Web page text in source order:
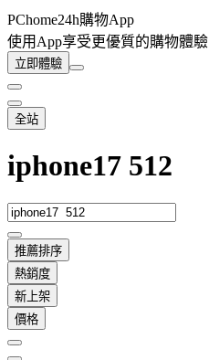
PChome24h購物App
使用App享受更優質的購物體驗
立即體驗
全站
iphone17 512
推薦排序
熱銷度
新上架
價格